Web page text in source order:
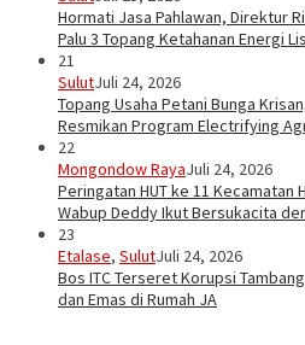
Hormati Jasa Pahlawan, Direktur
Palu 3 Topang Ketahanan Energi
21
SulutJuli 24, 2026
Topang Usaha Petani Bunga
Resmikan Program Electrifying
22
Mongondow RayaJuli 24, 2026
Peringatan HUT ke 11 Kecamatan
Wabup Deddy Ikut Bersukacita
23
Etalase, SulutJuli 24, 2026
Bos ITC Terseret Korupsi
dan Emas di Rumah JA